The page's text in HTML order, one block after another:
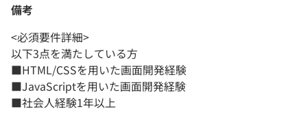
備考
<必須要件詳細>
以下3点を満たしている方
■HTML/CSSを用いた画面開発経験
■JavaScriptを用いた画面開発経験
■社会人経験1年以上